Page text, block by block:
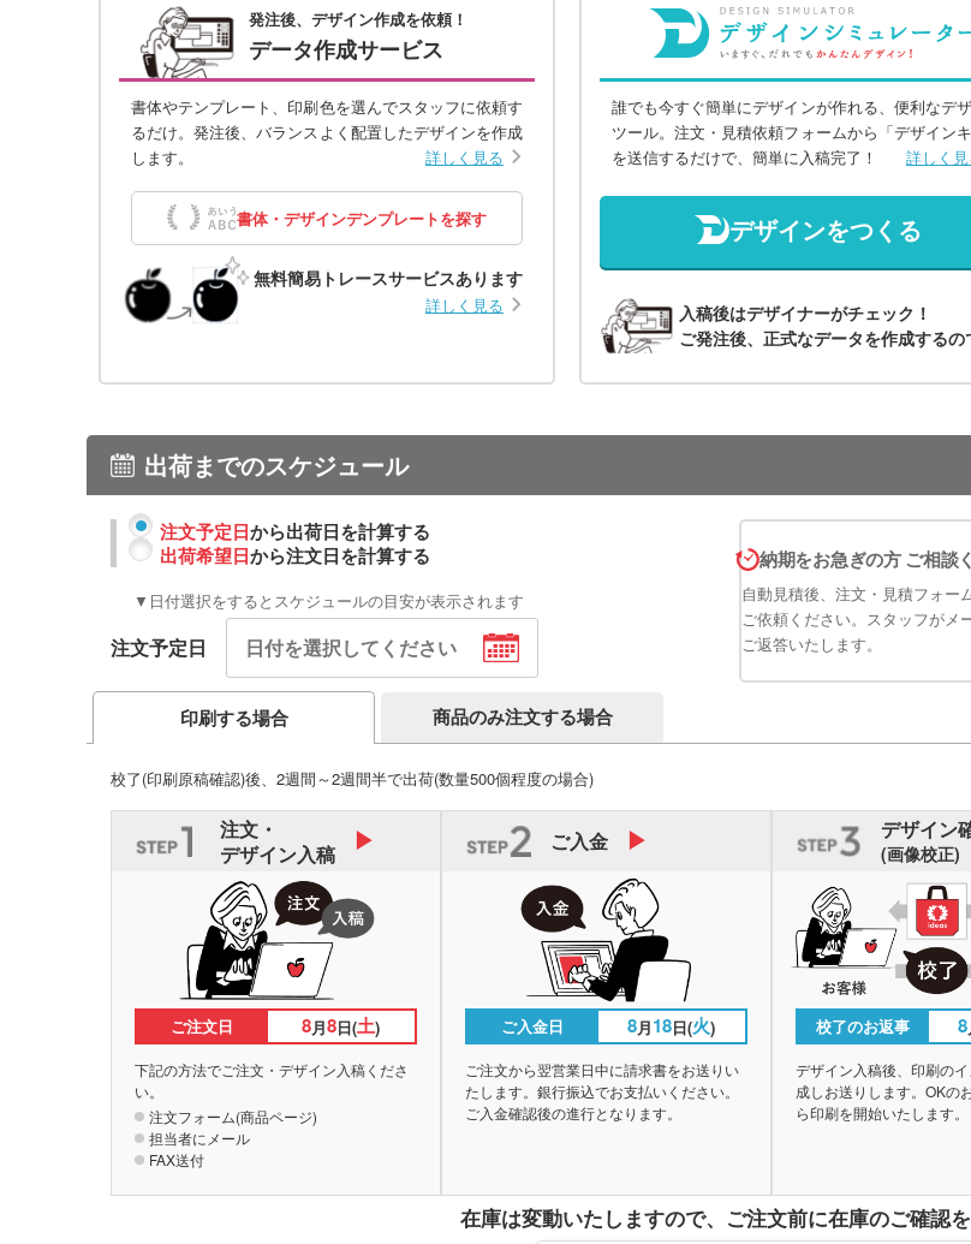
発注後、デザイン作成を依頼！
データ作成サービス
書体やテンプレート、印刷色を選んでスタッフに依頼す
るだけ。発注後、バランスよく配置したデザインを作成
します。
詳しく見る
書体・デザインデンプレートを探す
無料簡易トレースサービスあります
詳しく見る
誰でも今すぐ簡単にデザインが作れる、便利なデ
ツール。注文・見積依頼フォームから「デザインキ
を送信するだけで、簡単に入稿完了！
詳しく
デザインをつくる
入稿後はデザイナーがチェック！
ご発注後、正式なデータを作成するの
出荷までのスケジュール
注文予定日から出荷日を計算する
出荷希望日から注文日を計算する
▼日付選択をするとスケジュールの目安が表示されます
注文予定日
納期をお急ぎの方 ご相談
自動見積後、注文・見積フォー
ご依頼ください。スタッフがメ
ご返答いたします。
印刷する場合 商品のみ注文する場合
校了(印刷原稿確認)後、2週間～2週間半で出荷(数量500個程度の場合)
注文・
デザイン入稿
ご注文日 8月8日(土)
下記の方法でご注文・デザイン入稿くださ
い。
注文フォーム(商品ページ)
担当者にメール
FAX送付
ご入金
ご入金日 8月18日(火)
ご注文から翌営業日中に請求書をお送りい
たします。銀行振込でお支払いください。
ご入金確認後の進行となります。
デザイン
(画像校正)
校了のお返事 8
デザイン入稿後、印刷の
成しお送りします。OKの
ら印刷を開始いたします。
在庫は変動いたしますので、 ご注文前に在庫のご確認